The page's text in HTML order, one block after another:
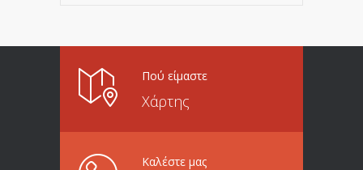
Πού είμαστε
Χάρτης
Καλέστε μας